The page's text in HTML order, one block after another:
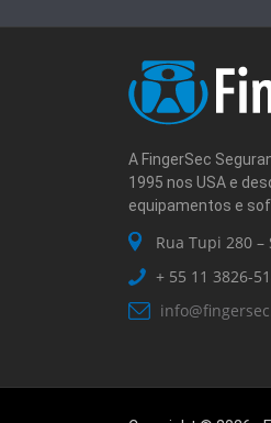
A FingerSec
1995 nos USA e
equipamentos e
Rua Tupi 280 –
+ 55 11 3826-